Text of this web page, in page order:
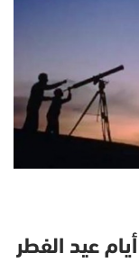
عيد الفطر